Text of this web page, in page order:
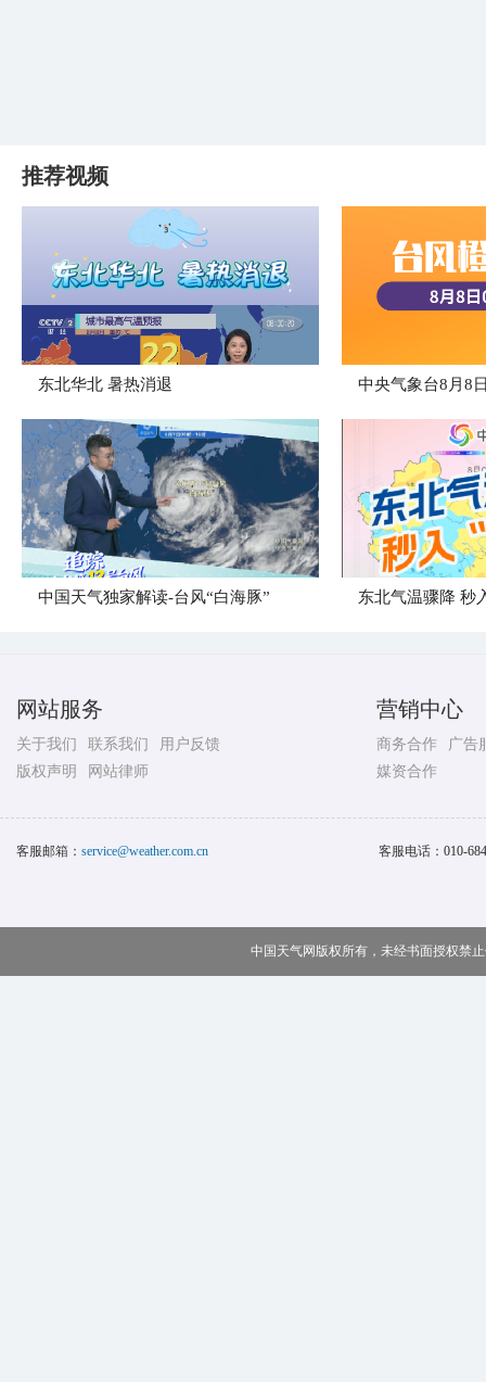
推荐视频
​东北华北 暑热消退
中国天气独家解读-台风“白海豚” 东北气温骤降 秒
网站服务
关于我们 联系我们
用户反馈
版权声明
网站律师
营销中心
商务合作
广告
媒资合作
客服邮箱： service@weather.com.cn 客服电话： 010-
中国天气网版权所有，未经书面授权